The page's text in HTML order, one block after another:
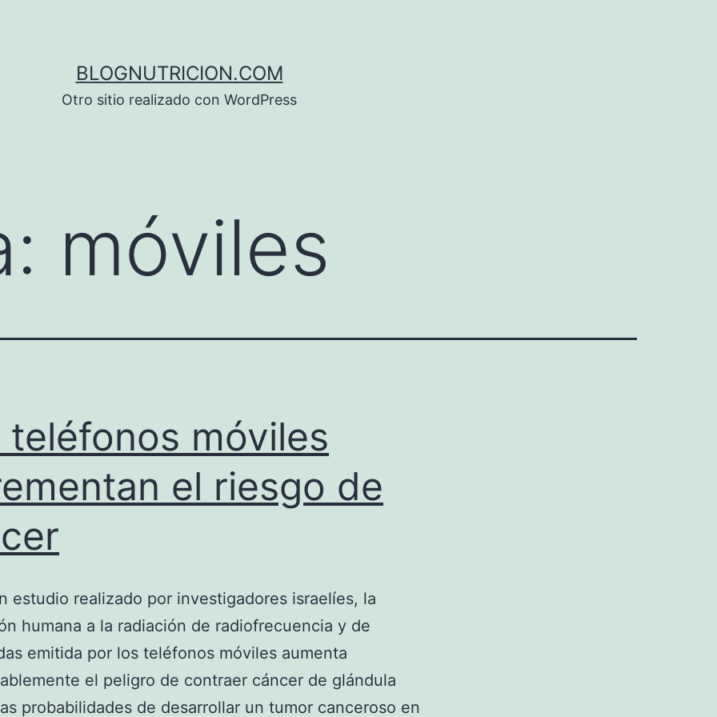
BLOGNUTRICION.COM
Otro sitio realizado con WordPress
móviles
teléfonos móviles
el riesgo de
estudio realizado por investigadores israelíes, la
humana a la radiación de radiofrecuencia y de
emitida por los teléfonos móviles aumenta
el peligro de contraer cáncer de glándula
probabilidades de desarrollar un tumor canceroso en